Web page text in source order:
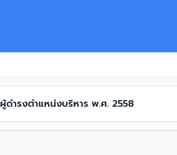
ดำรงตำแหน่งบริหาร พ.ศ. 2558